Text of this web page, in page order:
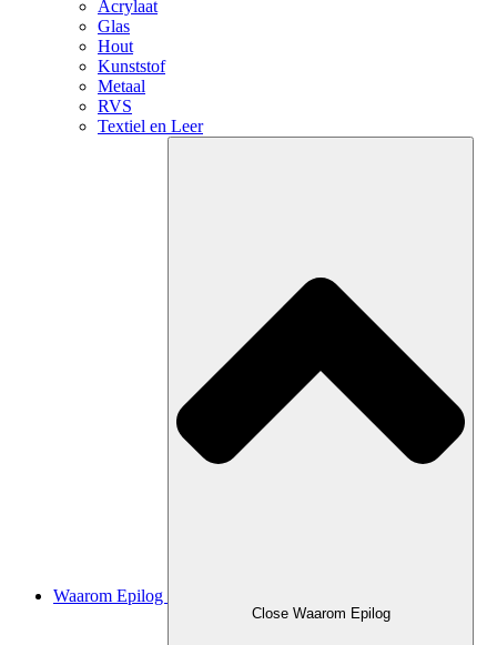
Acrylaat
Glas
Hout
Kunststof
Metaal
RVS
Textiel en Leer
Waarom Epilog
Close Waarom Epilog